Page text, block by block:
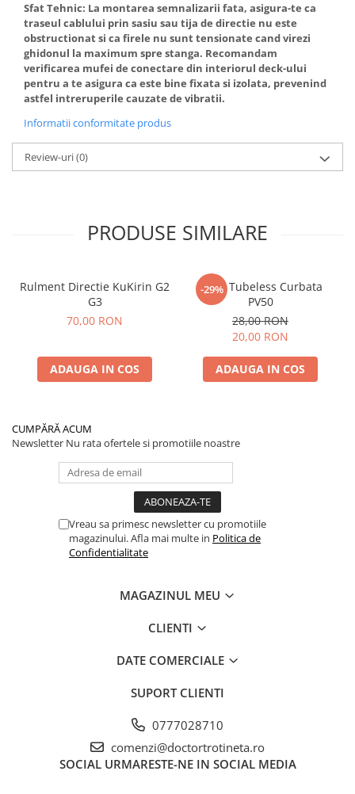
Sfat Tehnic: La montarea semnalizarii fata, asigura-te ca
traseul cablului prin sasiu sau tija de directie nu este
obstructionat si ca firele nu sunt tensionate cand virezi
ghidonul la maximum spre stanga. Recomandam
verificarea mufei de conectare din interiorul deck-ului
pentru a te asigura ca este bine fixata si izolata, prevenind
astfel intreruperile cauzate de vibratii.
Informatii conformitate produs
Review-uri(0)
PRODUSE SIMILARE
Rulment Directie KuKirin G2
G3
70,00 RON
ADAUGA IN COS
-29%
Valva Tubeless Curbata
PV50
28,00 RON
20,00 RON
ADAUGA IN COS
CUMPĂRĂ ACUM
Newsletter Nu rata ofertele si promotiile noastre
Vreau sa primesc newsletter cu promotiile
magazinului. Afla mai multe in Politica de
Confidentialitate
MAGAZINUL MEU
CLIENTI
DATE COMERCIALE
SUPORT CLIENTI
0777028710
comenzi@doctortrotineta.ro
SOCIAL URMARESTE-NE IN SOCIAL MEDIA